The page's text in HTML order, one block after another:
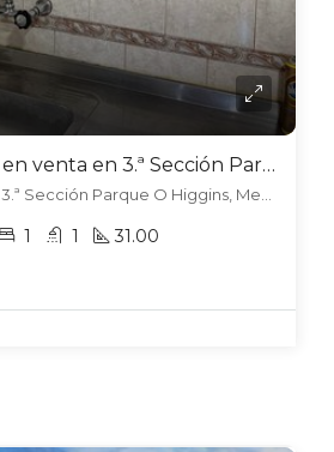
Departamento en venta en 3.ª Sección Parque O Higgins
1 1 31.00